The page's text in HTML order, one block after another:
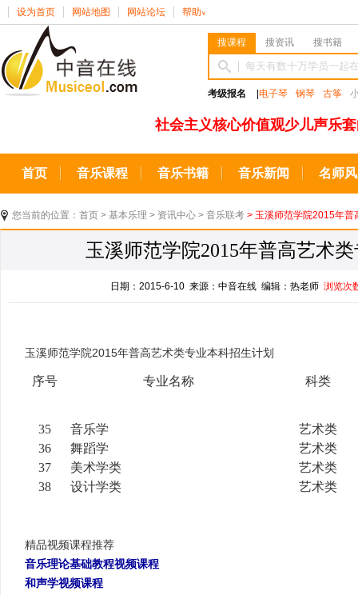
设为首页 网站地图 网站论坛 帮助 ∨
搜课程 搜资讯 搜书籍
考级报名 电子琴 钢琴 古筝
社会主义核心价值观少儿声乐
首页 音乐课程 音乐书籍 音乐新闻 名师
您当前的位置： 首页 > 基本乐理 > 资讯中心 > 音乐联考 > 玉溪师范学院2015年普
玉溪师范学院2015年普高艺术
日期：2015-6-10 来源：中音在线 编辑：热老师浏览次
玉溪师范学院2015年普高艺术类专业本科招生计划
序号 专业名称 科类
35 音乐学
艺术类
36
舞蹈学
艺术类
37
美术学类
艺术类
38
设计学类 艺术类
精品视频课程推荐
音乐理论基础教程视频课程
和声学视频课程